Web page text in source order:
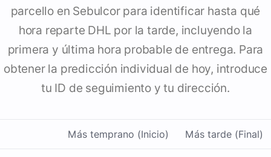
parcello en Sebulcor para identificar hasta qué
hora reparte DHL por la tarde, incluyendo la
primera y última hora probable de entrega. Para
obtener la predicción individual de hoy, introduce
tu ID de seguimiento y tu dirección.
Más temprano (Inicio) Más tarde (Final)